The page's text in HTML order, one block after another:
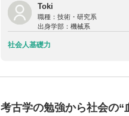
Toki
職種： 技術・研究系
出身学部： 機械系
社会人基礎力
考古学の勉強から社会の